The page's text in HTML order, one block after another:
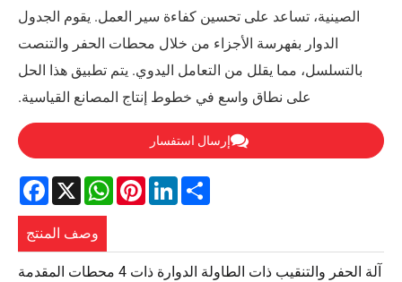
الصينية، تساعد على تحسين كفاءة سير العمل. يقوم الجدول
الدوار بفهرسة الأجزاء من خلال محطات الحفر والتنصت
بالتسلسل، مما يقلل من التعامل اليدوي. يتم تطبيق هذا الحل
على نطاق واسع في خطوط إنتاج المصانع القياسية.
إرسال استفسار
X
WhatsAppPinterestLinkedInShare
وصف المنتج
آلة الحفر والتنقيب ذات الطاولة الدوارة ذات 4 محطات المقدمة